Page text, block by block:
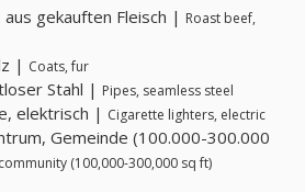
gekauften Fleisch | Roast beef,
| Coats, fur
Stahl | Pipes, seamless steel
elektrisch | Cigarette lighters, electric
Gemeinde (100.000-300.000
(100,000-300,000 sq ft)